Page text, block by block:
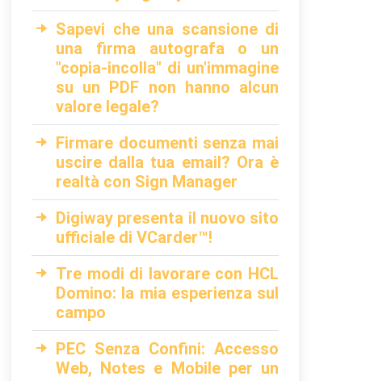
Sapevi che una scansione di
una firma autografa o un
"copia-incolla" di un'immagine
su un PDF non hanno alcun
valore legale?
Firmare documenti senza mai
uscire dalla tua email? Ora è
realtà con Sign Manager
Digiway presenta il nuovo sito
ufficiale di VCarder™!
Tre modi di lavorare con HCL
Domino: la mia esperienza sul
campo
PEC Senza Confini: Accesso
Web, Notes e Mobile per un